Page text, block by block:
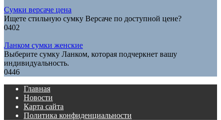
Сумки версаче цена
Ищете стильную сумку Версаче по доступной цене?
0402
Ланком сумки женские
Выберите сумку Ланком, которая подчеркнет вашу
индивидуальность.
0446
Главная
Новости
Карта сайта
Политика конфиденциальности